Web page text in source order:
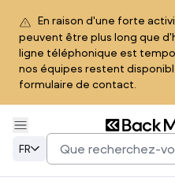
En raison d'une forte
peuvent être plus long que
ligne téléphonique est
nos équipes restent
formulaire de contact.
FR